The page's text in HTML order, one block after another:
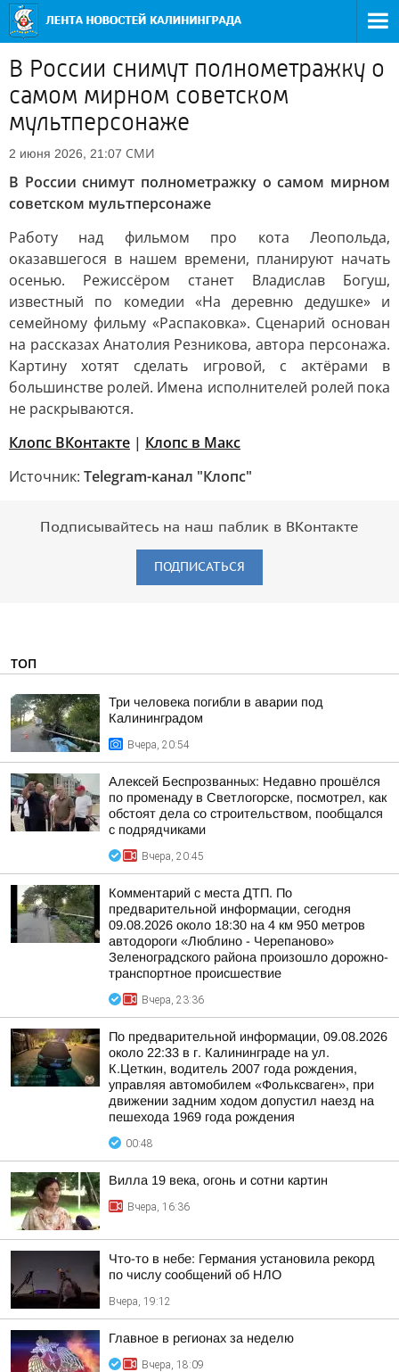
В России снимут полнометражку о
самом мирном советском
мультперсонаже
2 июня 2026, 21:07 СМИ
В России снимут полнометражку о самом мирном
советском мультперсонаже
Работу над фильмом про кота Леопольда,
оказавшегося в нашем времени, планируют начать
осенью. Режиссёром станет Владислав Богуш,
известный по комедии «На деревню дедушке» и
семейному фильму «Распаковка». Сценарий основан
на рассказах Анатолия Резникова, автора персонажа.
Картину хотят сделать игровой, с актёрами в
большинстве ролей. Имена исполнителей ролей пока
не раскрываются.
Клопс ВКонтакте | Клопс в Mакс
Источник: Telegram-канал "Клопс"
Подписывайтесь на наш паблик в ВКонтакте
ПОДПИСАТЬСЯ
ТОП
Три человека погибли в аварии под
Калининградом
Вчера, 20:54
Алексей Беспрозванных: Недавно прошёлся
по променаду в Светлогорске, посмотрел, как
обстоят дела со строительством, пообщался
с подрядчиками
Вчера, 20:45
Комментарий с места ДТП. По
предварительной информации, сегодня
09.08.2026 около 18:30 на 4 км 950 метров
автодороги «Люблино - Черепаново»
Зеленоградского района произошло дорожно-
транспортное происшествие
Вчера, 23:36
По предварительной информации, 09.08.2026
около 22:33 в г. Калининграде на ул.
К.Цеткин, водитель 2007 года рождения,
управляя автомобилем «Фольксваген», при
движении задним ходом допустил наезд на
пешехода 1969 года рождения
00:48
Вилла 19 века, огонь и сотни картин
Вчера, 16:36
Что-то в небе: Германия установила рекорд
по числу сообщений об НЛО
Вчера, 19:12
Главное в регионах за неделю
Вчера, 18:09